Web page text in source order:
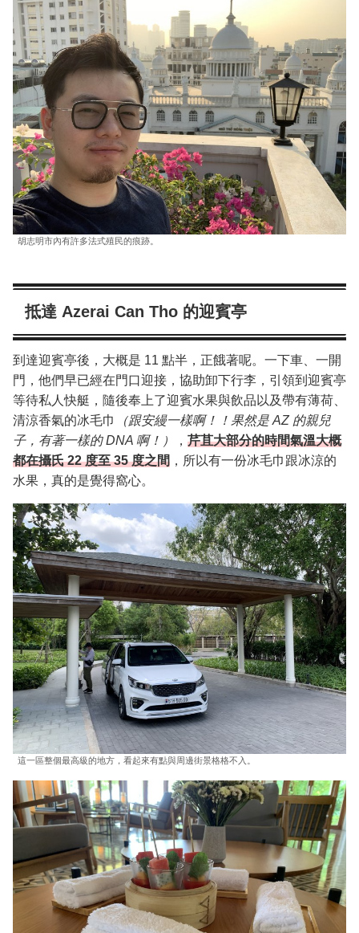
胡志明市內有許多法式殖民的痕跡。
抵達 Azerai Can Tho 的迎賓亭
到達迎賓亭後，大概是 11 點半，正餓著呢。一下車、一開
門，他們早已經在門口迎接，協助卸下行李，引領到迎賓亭
等待私人快艇，隨後奉上了迎賓水果與飲品以及帶有薄荷、
清涼香氣的冰毛巾
（跟安縵一樣啊！！果然是 AZ 的親兒
子，有著一樣的 DNA 啊！）
， 芹苴大部分的時間氣溫大概
都在攝氏 22 度至 35 度之間 ，所以有一份冰毛巾跟冰涼的
水果，真的是覺得窩心。
這一區整個最高級的地方，看起來有點與周邊街景格格不入。